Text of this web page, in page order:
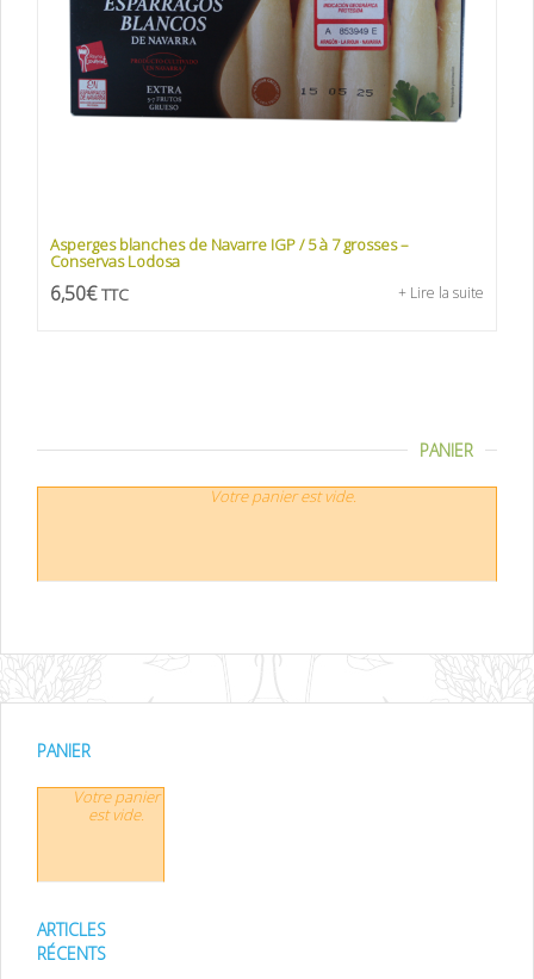
Asperges blanches de Navarre IGP / 5 à 7 grosses –
Conservas Lodosa
6,50€ TTC + Lire la suite
PANIER
Votre panier est vide.
PANIER
Votre panier
est vide.
ARTICLES
RÉCENTS